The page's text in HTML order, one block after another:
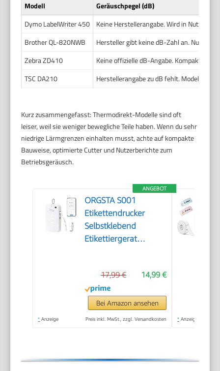
Modell
Geräuschpegel (dB)
Dymo LabelWriter 450
Keine Herstellerangabe. Wird in
Brother QL-820NWB
Hersteller gibt keine dB-Zahl an.
Zebra ZD410
Keine offizielle dB-Angabe.
TSC DA210
Herstellerangabe zu dB fehlt. Modell gilt
Kurz zusammengefasst: Thermodirekt-Modelle sind oft
leiser, weil sie weniger bewegliche Teile haben. Wenn du sehr
niedrige Lärmgrenzen einhalten musst, achte auf kompakte
Bauweise, optimierte Cutter und Nutzerberichte zum
Betriebsgeräusch.
ANGEBOT
ORGSTA S001
Etikettendrucker
Selbstklebend
Etikettiergerat
14,99 €
17,99 €
Bei Amazon ansehen
* Anzeige Preis inkl. MwSt., zzgl. Versandkosten * Anzeige